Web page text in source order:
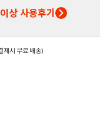
상 사용후기
제시 무료 배송)